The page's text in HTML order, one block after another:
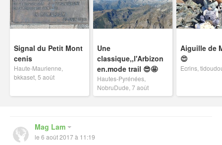
Signal du Petit Mont
cenis
Haute-Maurienne,
bkkaset, 5 août
Une
classique,,l'Arbizon
en.mode trail 😎🤩
Hautes-Pyrénées,
NobruDude, 7 août
Aiguille de
😍
Ecrins,
Mag Lam
le 6 août 2017 à 11:19